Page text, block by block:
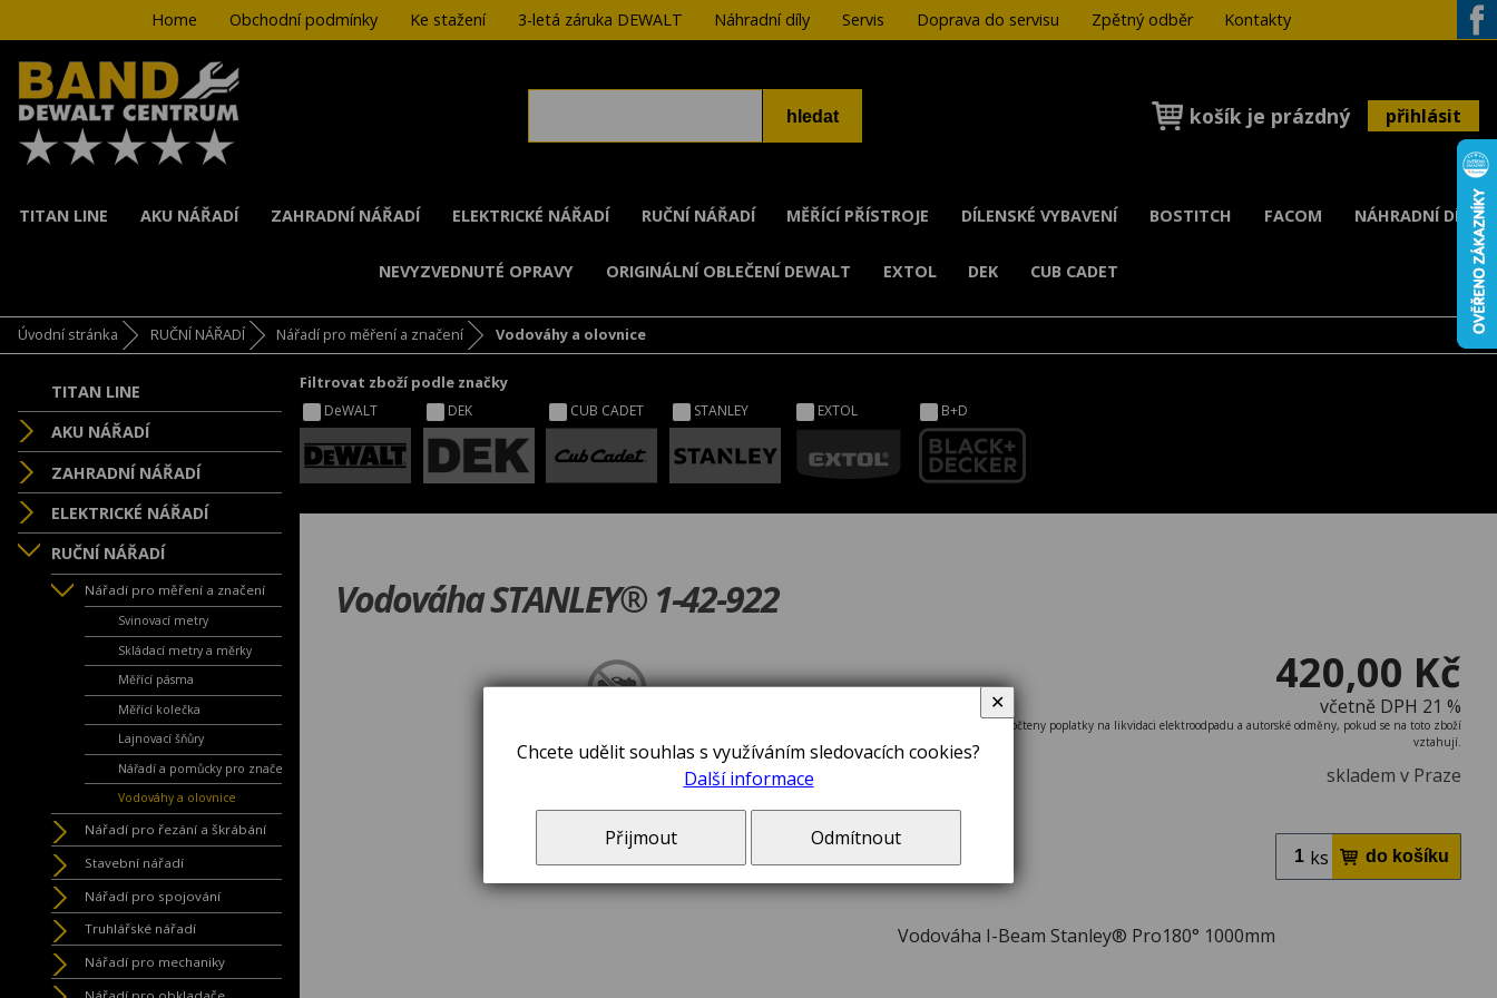
Home Obchodní podmínky Ke stažení 3-letá záruka DEWALT Náhradní díly Servis Doprava do servisu Zpětný odběr
Kontakty
košík je prázdný přihlásit
TITAN LINE AKU NÁŘADÍ ZAHRADNÍ NÁŘADÍ ELEKTRICKÉ NÁŘADÍ RUČNÍ NÁŘADÍ MĚŘÍCÍ PŘÍSTROJE DÍLENSKÉ VYBAVENÍ BOSTITCH FACOM NÁHRADNÍ DÍLY
NEVYZVEDNUTÉ OPRAVY ORIGINÁLNÍ OBLEČENÍ DEWALT EXTOL DEK CUB CADET
Úvodní stránka RUČNÍ NÁŘADÍ Nářadí pro měření a značení Vodováhy a olovnice
TITAN LINE
AKU NÁŘADÍ
ZAHRADNÍ NÁŘADÍ
ELEKTRICKÉ NÁŘADÍ
RUČNÍ NÁŘADÍ
Nářadí pro měření a značení
Svinovací metry
Skládací metry a měrky
Měřící pásma
Měřící kolečka
Lajnovací šňůry
Nářadí a pomůcky pro značení
Vodováhy a olovnice
Nářadí pro řezání a škrábání
Stavební nářadí
Nářadí pro spojování
Truhlářské nářadí
Nářadí pro mechaniky
Filtrovat zboží podle značky
DeWALT DEK CUB CADET STANLEY EXTOL B+D
Vodováha STANLEY® 1-42-922
420,00 Kč
včetně DPH 21 %
V ceně zboží jsou započteny poplatky na likvidaci elektroodpadu a autorské odměny, pokud se na toto zboží
vztahují.
skladem v Praze
ks
Vodováha I-Beam Stanley® Pro180° 1000mm
Chcete udělit souhlas s využíváním sledovacích cookies?
Další informace
Přijmout Odmítnout
✕